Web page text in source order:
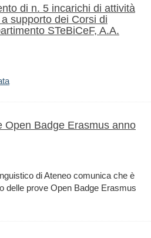
di n. 5 incarichi di attività
supporto dei Corsi di
STeBiCeF, A.A.
Open Badge Erasmus anno
di Ateneo comunica che è
delle prove Open Badge Erasmus